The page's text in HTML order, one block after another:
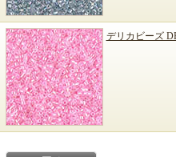
デリカビーズ